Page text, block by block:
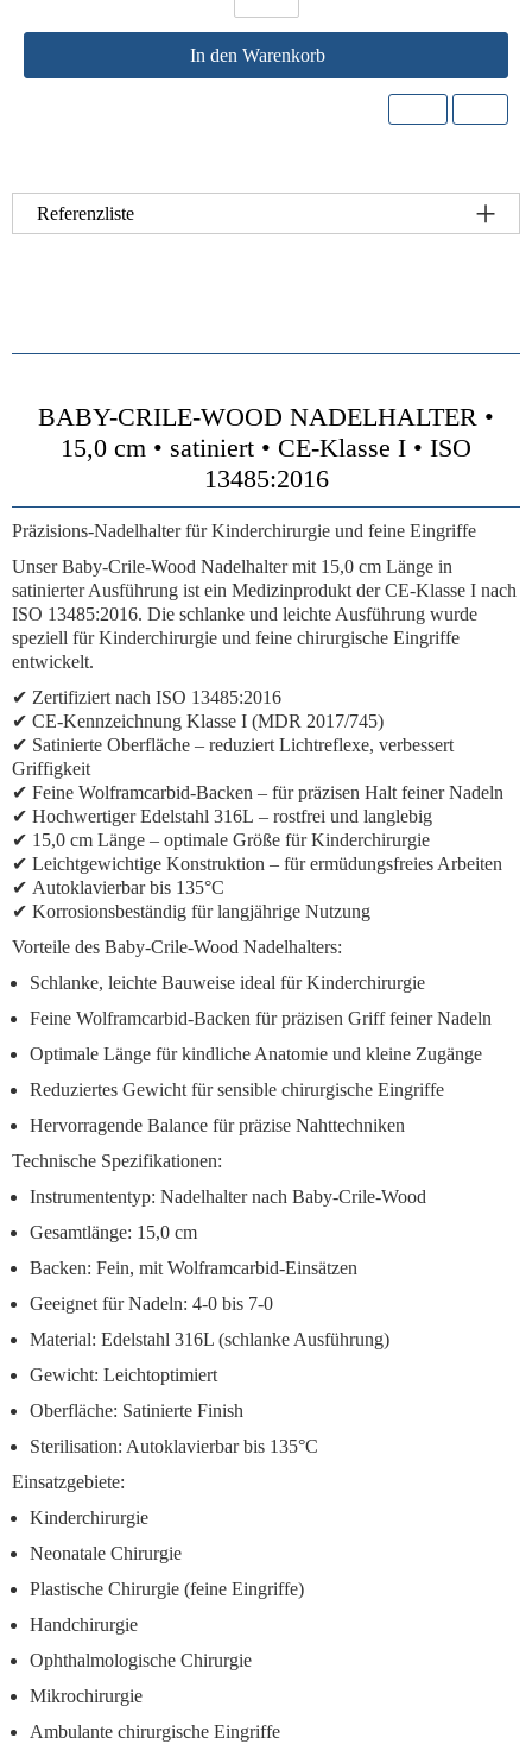
In den Warenkorb
Referenzliste
BABY-CRILE-WOOD NADELHALTER •
15,0 cm • satiniert • CE-Klasse I • ISO
13485:2016
Präzisions-Nadelhalter für Kinderchirurgie und feine Eingriffe
Unser Baby-Crile-Wood Nadelhalter mit 15,0 cm Länge in
satinierter Ausführung ist ein Medizinprodukt der CE-Klasse I nach
ISO 13485:2016. Die schlanke und leichte Ausführung wurde
speziell für Kinderchirurgie und feine chirurgische Eingriffe
entwickelt.
✔ Zertifiziert nach ISO 13485:2016
✔ CE-Kennzeichnung Klasse I (MDR 2017/745)
✔ Satinierte Oberfläche – reduziert Lichtreflexe, verbessert
Griffigkeit
✔ Feine Wolframcarbid-Backen – für präzisen Halt feiner Nadeln
✔ Hochwertiger Edelstahl 316L – rostfrei und langlebig
✔ 15,0 cm Länge – optimale Größe für Kinderchirurgie
✔ Leichtgewichtige Konstruktion – für ermüdungsfreies Arbeiten
✔ Autoklavierbar bis 135°C
✔ Korrosionsbeständig für langjährige Nutzung
Vorteile des Baby-Crile-Wood Nadelhalters:
Schlanke, leichte Bauweise ideal für Kinderchirurgie
Feine Wolframcarbid-Backen für präzisen Griff feiner Nadeln
Optimale Länge für kindliche Anatomie und kleine Zugänge
Reduziertes Gewicht für sensible chirurgische Eingriffe
Hervorragende Balance für präzise Nahttechniken
Technische Spezifikationen:
Instrumententyp: Nadelhalter nach Baby-Crile-Wood
Gesamtlänge: 15,0 cm
Backen: Fein, mit Wolframcarbid-Einsätzen
Geeignet für Nadeln: 4-0 bis 7-0
Material: Edelstahl 316L (schlanke Ausführung)
Gewicht: Leichtoptimiert
Oberfläche: Satinierte Finish
Sterilisation: Autoklavierbar bis 135°C
Einsatzgebiete:
Kinderchirurgie
Neonatale Chirurgie
Plastische Chirurgie (feine Eingriffe)
Handchirurgie
Ophthalmologische Chirurgie
Mikrochirurgie
Ambulante chirurgische Eingriffe